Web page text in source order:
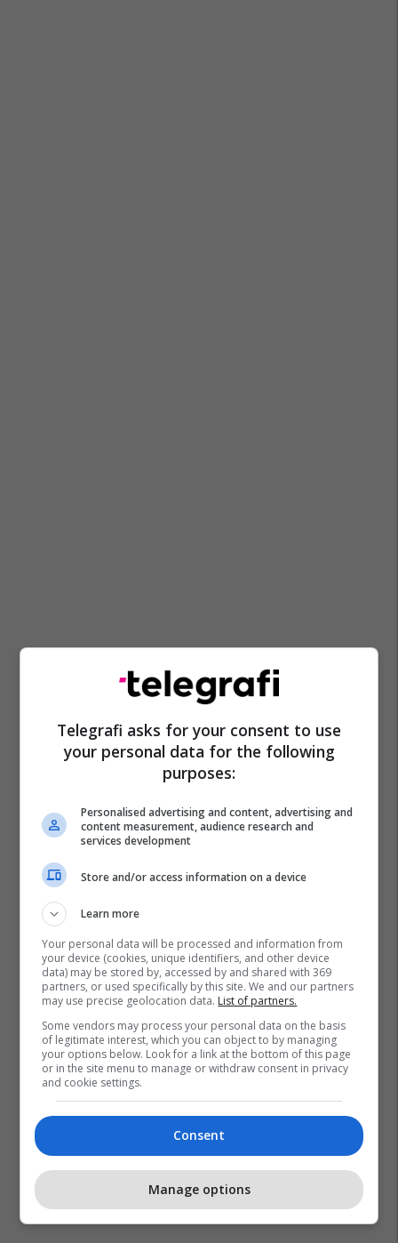
Liverpool Transferimet
Premier League
Samuel Martinez
Telegrafi asks for your consent to use
your personal data for the following
purposes:
Personalised advertising and content, advertising and
content measurement, audience research and
services development
Store and/or access information on a device
Learn more
Your personal data will be processed and information from
your device (cookies, unique identifiers, and other device
data) may be stored by, accessed by and shared with 369
partners, or used specifically by this site. We and our partners
may use precise geolocation data. List of partners.
Some vendors may process your personal data on the basis
of legitimate interest, which you can object to by managing
your options below. Look for a link at the bottom of this page
or in the site menu to manage or withdraw consent in privacy
and cookie settings.
Consent
Manage options